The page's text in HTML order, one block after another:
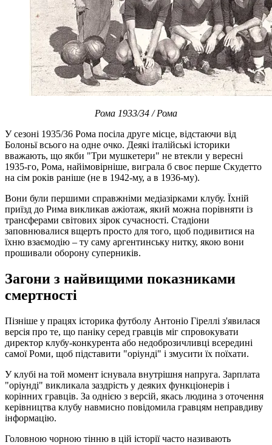
Рома 1933/34 / Рома
У сезоні 1935/36 Рома посіла друге місце, відстаючи від
Болоньї всього на одне очко. Деякі італійські історики
вважають, що якби "Три мушкетери" не втекли у вересні
1935-го, Рома, найімовірніше, виграла б своє перше Скудетто
на сім років раніше (не в 1942-му, а в 1936-му).
Вони були першими справжніми медіазірками клубу. Їхній
приїзд до Рима викликав ажіотаж, який можна порівняти із
трансферами світових зірок сучасності. Стадіони
заповнювалися вщерть просто для того, щоб подивитися на
їхню взаємодію – ту саму аргентинську нитку, якою вони
прошивали оборону суперників.
Загони з найвищими показниками
смертності
Пізніше у працях історика футболу Антоніо Гіреллі з'явилася
версія про те, що паніку серед гравців міг спровокувати
директор клубу-конкурента або недоброзичливці всередині
самої Роми, щоб підставити "оріунді" і змусити їх поїхати.
У клубі на той момент існувала внутрішня напруга. Зарплата
"оріунді" викликала заздрість у деяких функціонерів і
корінних гравців. За однією з версій, якась людина з оточення
керівництва клубу навмисно повідомила гравцям неправдиву
інформацію.
Головною чорною тінню в цій історії часто називають